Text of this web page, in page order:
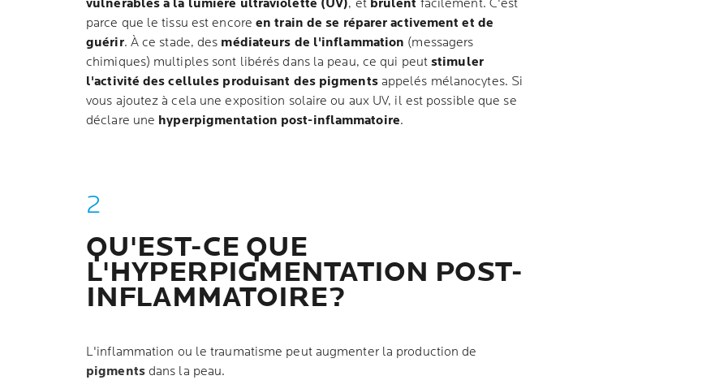
vulnérables à la lumière ultraviolette (UV), et brûlent facilement. C'est
parce que le tissu est encoreen train de se réparer activement et de
guérir. À ce stade, des médiateurs de l'inflammation (messagers
chimiques) multiples sont libérés dans la peau, ce qui peutstimuler
l'activité des cellules produisant des pigmentsappelés mélanocytes. Si
vous ajoutez à cela une exposition solaire ou aux UV, il est possible que se
déclare une hyperpigmentation post-inflammatoire.
QU'EST-CE QUE
L'HYPERPIGMENTATION POST-
INFLAMMATOIRE?
L'inflammation ou le traumatisme peut augmenter la production de
pigmentsdans la peau.